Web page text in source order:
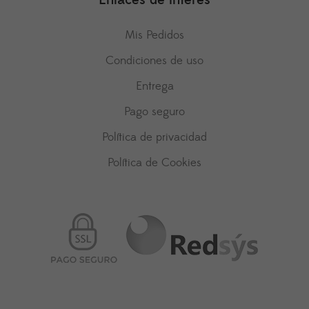
Mis Pedidos
Condiciones de uso
Entrega
Pago seguro
Política de privacidad
Política de Cookies